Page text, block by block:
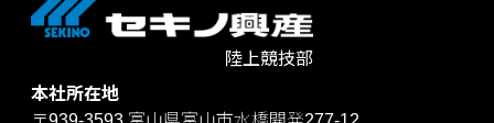
陸上競技部
本社所在地